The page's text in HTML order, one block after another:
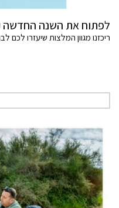
לפתוח את השנה החדשה
ריכזנו מגוון המלצות שיעזרו